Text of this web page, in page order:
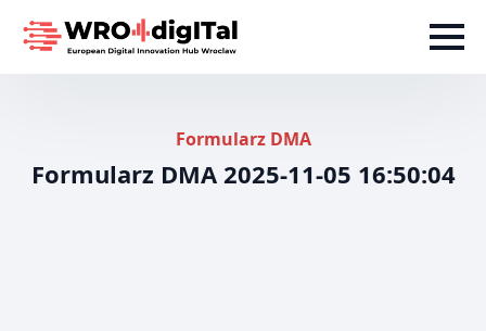
Formularz DMA
Formularz DMA 2025-11-05 16:50:04